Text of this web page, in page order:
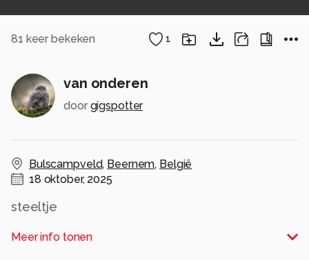
81 keer bekeken 1
van onderen
door gigspotter
Bulscampveld, Beernem, België
18 oktober, 2025
steeltje
Alle rechten voorbehouden
Meer info tonen